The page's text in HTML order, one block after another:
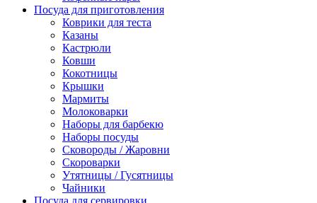
Посуда для приготовления
Коврики для теста
Казаны
Кастрюли
Ковши
Кокотницы
Крышки
Мармиты
Молоковарки
Наборы для барбекю
Наборы посуды
Сковороды / Жаровни
Скороварки
Утятницы / Гусятницы
Чайники
Посуда для сервировки